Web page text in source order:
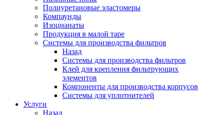
Полиуретановые эластомеры
Компаунды
Изоцианаты
Продукция в малой таре
Системы для производства фильтров
Назад
Системы для производства фильтров
Клей для крепления фильтрующих
элементов
Компоненты для производства корпусов
Системы для уплотнителей
Услуги
Назад